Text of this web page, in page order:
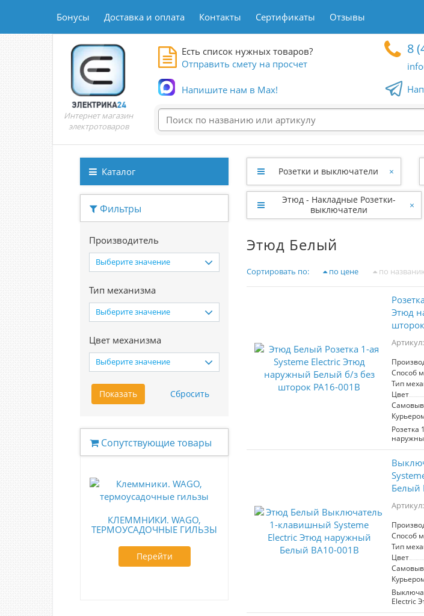
Бонусы Доставка и оплата Контакты Сертификаты Отзывы
Интернет магазин
электротоваров
Есть список нужных товаров?
Отправить смету на просчет
Напишите нам в Max!
8
Каталог
Фильтры
Производитель
Выберите значение
Тип механизма
Выберите значение
Цвет механизма
Выберите значение
Сопутствующие товары
КЛЕММНИКИ. WAGO,
ТЕРМОУСАДОЧНЫЕ ГИЛЬЗЫ
Перейти
Розетки и выключатели ×
Этюд - Накладные Розетки-
выключатели
×
Этюд Белый
Сортировать по: по цене по
Этюд
Способ
Тип
Цвет
Розетка
001B) —
защитой
таких
бытовых
легко
высокая
эту
Белый
Способ
Тип
Цвет
Electric